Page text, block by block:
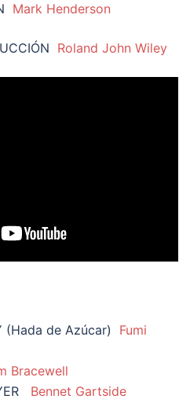
Mark Henderson
Roland John Wiley
(Hada de Azúcar) Fumi
Bracewell
Bennet Gartside